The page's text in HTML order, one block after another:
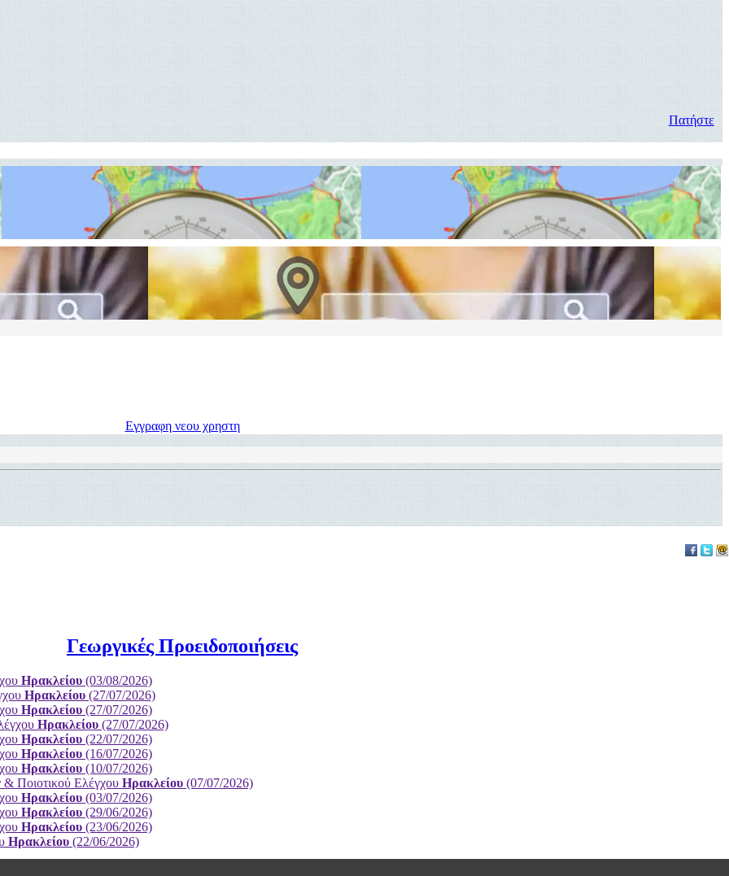
Πατήστε
Εγγραφη νεου χρηστη
Γεωργικές Προειδοποιήσεις
Ηρακλείου (03/08/2026)
Ηρακλείου (27/07/2026)
Ηρακλείου (27/07/2026)
Ηρακλείου (27/07/2026)
Ηρακλείου (22/07/2026)
Ηρακλείου (16/07/2026)
Ηρακλείου (10/07/2026)
Ποιοτικού Ελέγχου Ηρακλείου (07/07/2026)
Ηρακλείου (03/07/2026)
Ηρακλείου (29/06/2026)
Ηρακλείου (23/06/2026)
Ηρακλείου (22/06/2026)
Ποιοτικού ΕλέγχουΗρακλείου(19/06/2026)